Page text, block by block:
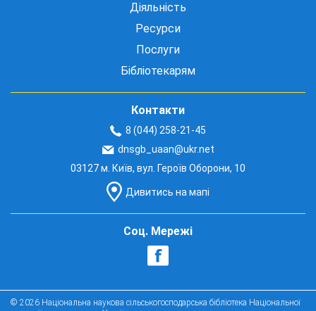
Діяльність
Ресурси
Послуги
Бібліотекарям
Контакти
8 (044) 258-21-45
dnsgb_uaan@ukr.net
03127 м. Київ, вул. Героїв Оборони, 10
Дивитись на мапі
Соц. Мережі
© 2026 Національна наукова сільськогосподарська бібліотека Національної